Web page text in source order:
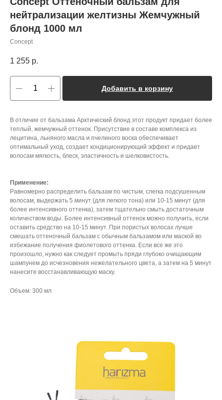
нейтрализации желтизны Жемчужный
блонд 1000 мл
Concept
1 255 р.
Добавить в корзину
В отличие от бальзама Арктический блонд этот продукт придает более
теплый, жемчужный оттенок. Присутствие в составе комплекса из
лецитина, льняного масла и пчелиного воска обеспечивает
оптимальный уход, создает кондиционирующий эффект и придает
волосам мягкость, блеск, эластичность и шелковистость.
Применение:
Равномерно распределить бальзам по чистым, слегка подсушенным
волосам, выдержать 5 минут (для легкого тона) или 10-15 минут (для
более интенсивного оттенка), затем тщательно смыть достаточным
количеством воды. Более интенсивный оттенок можно получить, если
оставить средство на 10-15 минут. При пористых волосах лучше
смешать оттеночный бальзам с обычным бальзамом или маской во
избежание получения фиолетового оттенка. Если все же это
произошло, нужно как следует промыть пряди глубоко очищающим
шампунем до исчезновения нежелательного цвета, а затем на 5 минут
нанесите восстанавливающую маску.
Объем: 300 мл